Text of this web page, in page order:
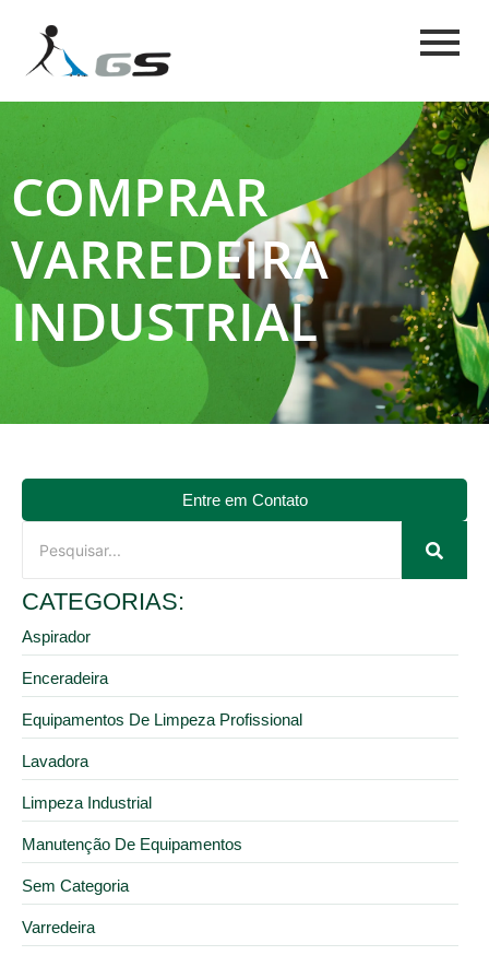
COMPRAR
VARREDEIRA
INDUSTRIAL
Entre em Contato
CATEGORIAS:
Aspirador
Enceradeira
Equipamentos De Limpeza Profissional
Lavadora
Limpeza Industrial
Manutenção De Equipamentos
Sem Categoria
Varredeira